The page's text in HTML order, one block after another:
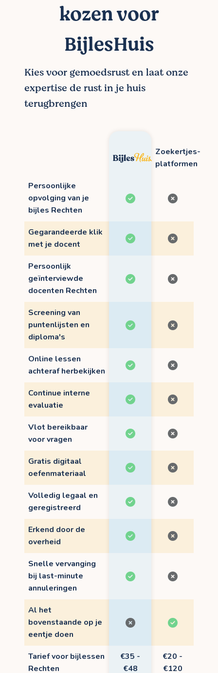
kozen voor
BijlesHuis
Kies voor gemoedsrust en laat onze
expertise de rust in je huis
terugbrengen
Zoekertjes-
platformen
Persoonlijke
opvolging van je
bijles Rechten
Gegarandeerde klik
met je docent
Persoonlijk
geïnterviewde
docenten Rechten
Screening van
puntenlijsten en
diploma's
Online lessen
achteraf herbekijken
Continue interne
evaluatie
Vlot bereikbaar
voor vragen
Gratis digitaal
oefenmateriaal
Volledig legaal en
geregistreerd
Erkend door de
overheid
Snelle vervanging
bij last-minute
annuleringen
Al het
bovenstaande op je
eentje doen
Tarief voor bijlessen
Rechten
€35 -
€48
€20 -
€120